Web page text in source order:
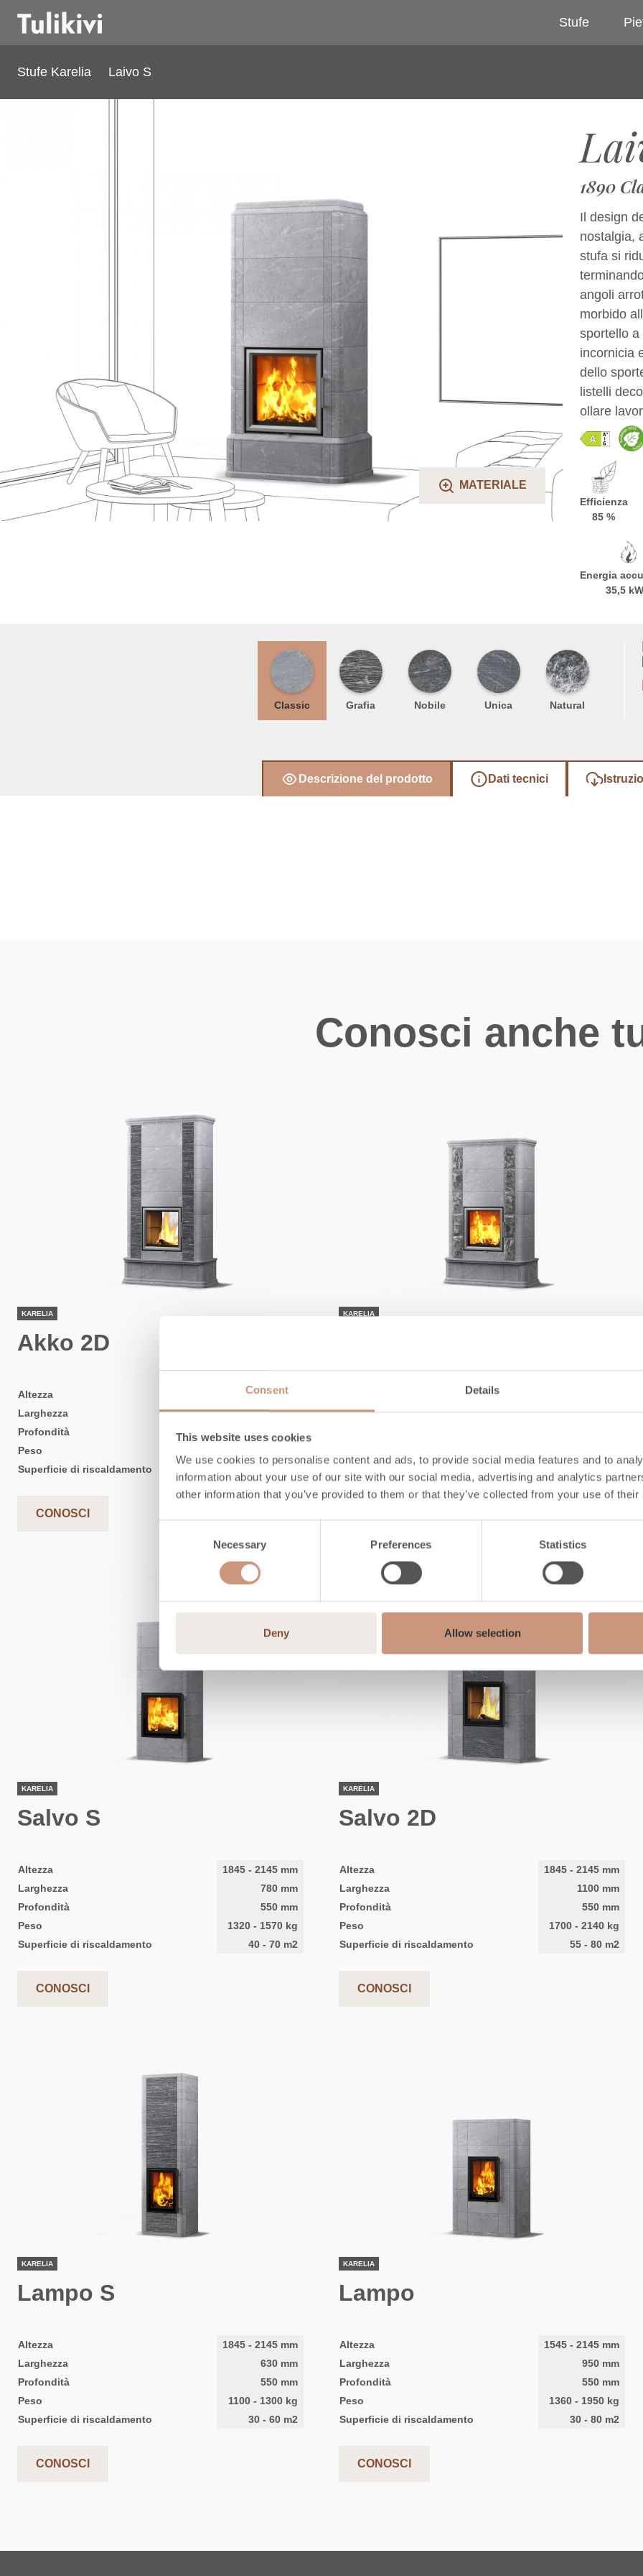
Consent Details
This website uses cookies
We use cookies to personalise content and ads, to provide social media features and to
information about your use of our site with our social media, advertising and analytics
other information that you’ve provided to them or that they’ve collected from your use of
Necessary Preferences Statistics
Deny Allow selection
Stufe
Stufe Karelia Laivo S
MATERIALE
1890
Il design
nostalgia,
stufa si
angoli
morbido
sportello
incornicia
dello
listelli
ollare
Efficienza
85 %
Energia
35,5
Classic Grafia Nobile Unica Natural
Descrizione del prodotto Dati tecnici
Conosci anche
KARELIA
Akko 2D
Altezza 1935-2235mm
Larghezza
1100mm
Profondità
mm
Peso
Superficie di riscaldamento
80
CONOSCI
KARELIA
Larghezza
1100mm
Superficie di riscaldamento
KARELIA
Salvo S
Altezza 1845 - 2145 mm
Larghezza
780 mm
Profondità
550 mm
Peso
1320 - 1570 kg
Superficie di riscaldamento
40 - 70 m2
CONOSCI
KARELIA
Salvo 2D
Altezza 1845 - 2145mm
Larghezza
1100mm
Profondità
550mm
Peso
1700 - 2140kg
Superficie di riscaldamento
55 - 80m2
CONOSCI
KARELIA
Lampo S
Altezza 1845 - 2145 mm
Larghezza
630 mm
Profondità
550 mm
Peso
1100 - 1300 kg
Superficie di riscaldamento
30 - 60 m2
CONOSCI
KARELIA
Lampo
Altezza 1545 - 2145mm
Larghezza
950mm
Profondità
550mm
Peso
1360 - 1950kg
Superficie di riscaldamento
30 - 80m2
CONOSCI